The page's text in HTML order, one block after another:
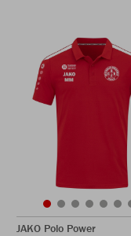
JAKO Polo Power